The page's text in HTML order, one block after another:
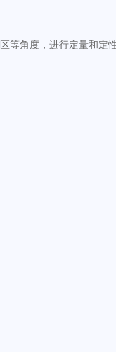
等角度，进行定量和